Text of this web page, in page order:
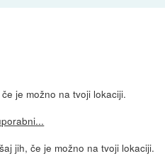
je možno na tvoji lokaciji.
jih, če je možno na tvoji lokaciji.